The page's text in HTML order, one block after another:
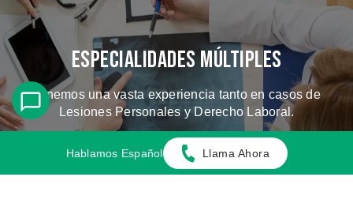
Especialidades Múltiples
Tenemos una vasta experiencia tanto en casos de
Lesiones Personales y Derecho Laboral.
CONOZCA LOS CASOS QUE
MANEJAMOS
Hablamos Español Llama Ahora